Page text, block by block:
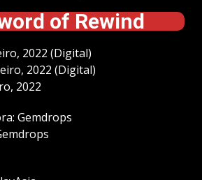
of Rewind
2022 (Digital)
2022 (Digital)
2022
Gemdrops